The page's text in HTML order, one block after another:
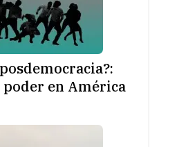
poder en América